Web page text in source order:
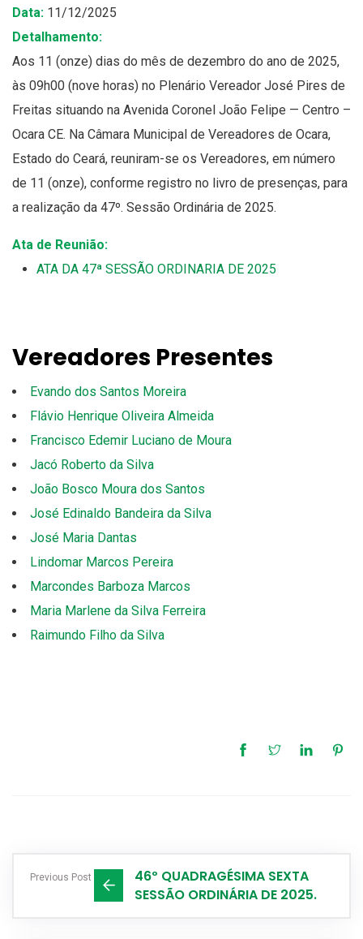
Data: 11/12/2025
Detalhamento:
Aos 11 (onze) dias do mês de dezembro do ano de 2025,
às 09h00 (nove horas) no Plenário Vereador José Pires de
Freitas situando na Avenida Coronel João Felipe — Centro –
Ocara CE. Na Câmara Municipal de Vereadores de Ocara,
Estado do Ceará, reuniram-se os Vereadores, em número
de 11 (onze), conforme registro no livro de presenças, para
a realização da 47º. Sessão Ordinária de 2025.
Ata de Reunião:
ATA DA 47ª SESSÃO ORDINARIA DE 2025
Vereadores Presentes
Evando dos Santos Moreira
Flávio Henrique Oliveira Almeida
Francisco Edemir Luciano de Moura
Jacó Roberto da Silva
João Bosco Moura dos Santos
José Edinaldo Bandeira da Silva
José Maria Dantas
Lindomar Marcos Pereira
Marcondes Barboza Marcos
Maria Marlene da Silva Ferreira
Raimundo Filho da Silva
Previous Post
46º QUADRAGÉSIMA SEXTA
SESSÃO ORDINÁRIA DE 2025.